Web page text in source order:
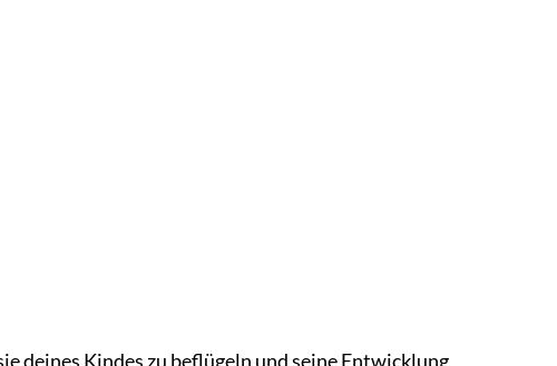
deines Kindes zu beflügeln und seine Entwicklung